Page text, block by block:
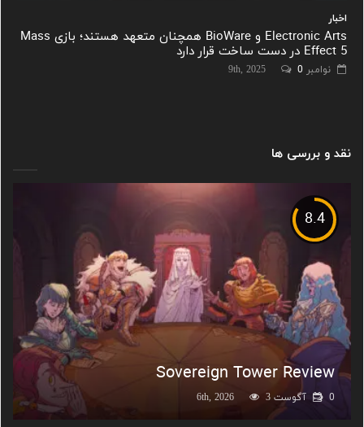
اخبار
Electronic Arts و BioWare همچنان متعهد هستند؛ بازی Mass
Effect 5 در دست ساخت قرار دارد
نوامبر 9th, 2025 0
نقد و بررسی ها
8.4
Sovereign Tower Review
آگوست 6th, 2026 3 0